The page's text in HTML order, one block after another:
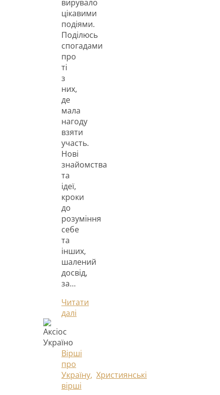
вирувало
цікавими
подіями.
Поділюсь
спогадами
про
ті
з
них,
де
мала
нагоду
взяти
участь.
Нові
знайомства
та
ідеї,
кроки
до
розуміння
себе
та
інших,
шалений
досвід,
за…
Читати
далі
Вірші
про
Україну, Християнські
вірші